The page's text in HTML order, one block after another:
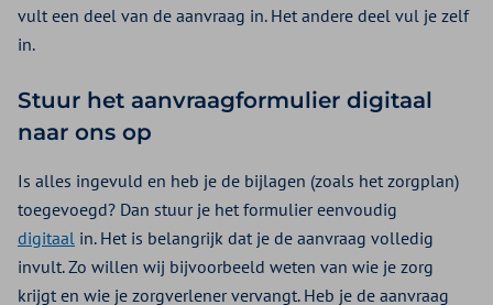
vult een deel van de aanvraag in. Het andere deel vul je zelf
in.
Stuur het aanvraagformulier digitaal
naar ons op
Is alles ingevuld en heb je de bijlagen (zoals het zorgplan)
toegevoegd? Dan stuur je het formulier eenvoudig
digitaal in. Het is belangrijk dat je de aanvraag volledig
invult. Zo willen wij bijvoorbeeld weten van wie je zorg
krijgt en wie je zorgverlener vervangt. Heb je de aanvraag